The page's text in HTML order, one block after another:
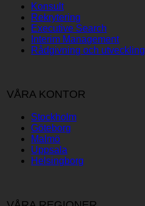
Konsult
Rekrytering
Executive Search
Interim Management
Rådgivning och utveckling
VÅRA KONTOR
Stockholm
Göteborg
Malmö
Uppsala
Helsingborg